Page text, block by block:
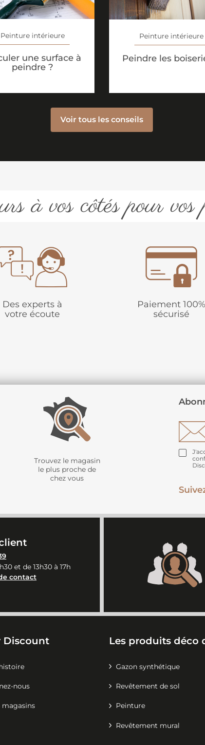
Peinture intérieure
une surface à
peindre ?
Peinture intérieure
Peindre les
Voir tous les conseils
à vos côtés pour vos
Des experts à
votre écoute
Paiement 100%
sécurisé
Trouvez le magasin
le plus proche de
chez vous
et de 13h30 à 17h
contact
Discount
nous
magasins
Les produits déco
Gazon synthétique
Revêtement de sol
Peinture
Revêtement mural